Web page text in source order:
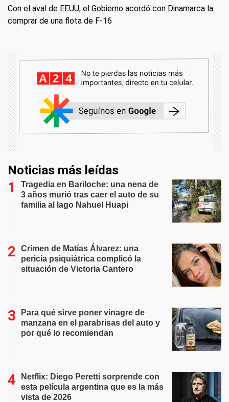
Con el aval de EEUU, el Gobierno acordó con Dinamarca la
comprar de una flota de F-16
Noticias más leídas
Tragedia en Bariloche: una nena de
3 años murió tras caer el auto de su
familia al lago Nahuel Huapi
Crimen de Matías Álvarez: una
pericia psiquiátrica complicó la
situación de Victoria Cantero
Para qué sirve poner vinagre de
manzana en el parabrisas del auto y
por qué lo recomiendan
Netflix: Diego Peretti sorprende con
esta película argentina que es la más
vista de 2026